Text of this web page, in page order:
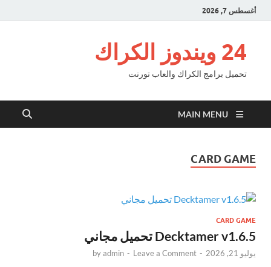
أغسطس 7, 2026
24 ويندوز الكراك
تحميل برامج الكراك والعاب تورنت
MAIN MENU
CARD GAME
CARD GAME
Decktamer v1.6.5 تحميل مجاني
يوليو 21, 2026 -
byadmin - Leave a Comment